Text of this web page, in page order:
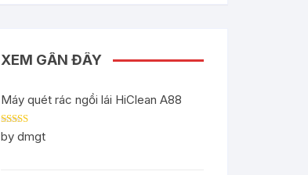
XEM GẦN ĐÂY
Máy quét rác ngồi lái HiClean A88
Rated5out
of 5
by dmgt